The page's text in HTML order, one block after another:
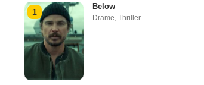
1
Below
Drame Thriller